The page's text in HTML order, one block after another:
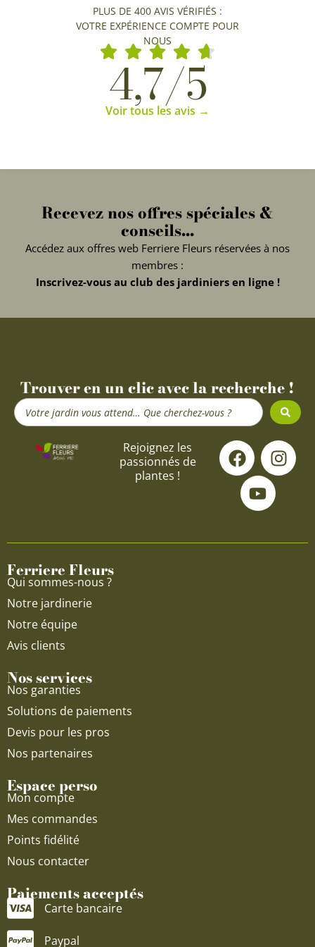
PLUS DE 400 AVIS VÉRIFIÉS :
VOTRE EXPÉRIENCE COMPTE POUR
NOUS
4,7/5
Voir tous les avis →
Recevez nos offres spéciales &
conseils...
Accédez aux offres web Ferriere Fleurs réservées à nos
membres :
Inscrivez-vous au club des jardiniers en ligne !
Trouver en un clic avec la recherche !
Search
...
Rejoignez les
passionnés de
plantes !
F
a
c
e
o
I
n
s
g
Y
o
u
t
u
b
Ferriere Fleurs
Qui sommes-nous ?
Notre jardinerie
Notre équipe
Avis clients
Nos services
Nos garanties
Solutions de paiements
Devis pour les pros
Nos partenaires
Espace perso
Mon compte
Mes commandes
Points fidélité
Nous contacter
Paiements acceptés
Carte bancaire
Paypal